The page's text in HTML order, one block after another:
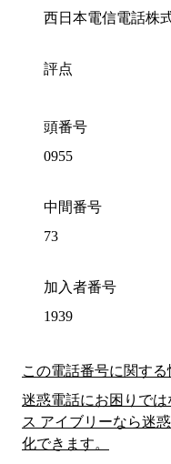
西日本電信電話株
評点
頭番号
0955
中間番号
73
加入者番号
1939
この電話番号に関す
迷惑電話にお困りで
ス アイブリーなら迷
化できます。